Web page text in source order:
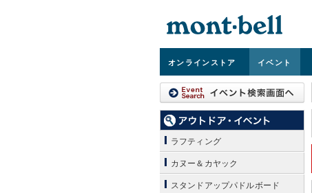
オンラインストア イベント
ラフティング
カヌー＆カヤック
スタンドアップパドルボード